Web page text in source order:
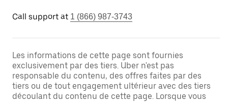
Call support at 1 (866) 987-3743
Les informations de cette page sont fournies
exclusivement par des tiers. Uber n'est pas
responsable du contenu, des offres faites par des
tiers ou de tout engagement ultérieur avec des tiers
découlant du contenu de cette page. Lorsque vous